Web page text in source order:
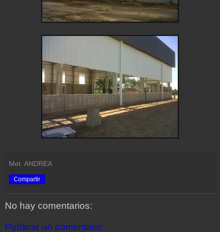
Met. ANDREA
Compartir
No hay comentarios:
Publicar un comentario